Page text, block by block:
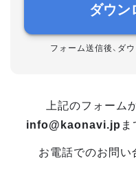
ダウン
フォーム送信後、ダ
上記のフォーム
info@kaonavi.jp
お電話でのお問い